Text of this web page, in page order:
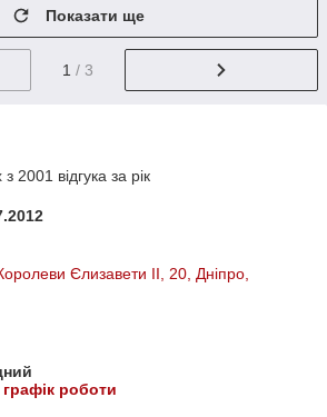
Показати ще
1 / 3
2001 відгука за рік
Єлизавети ІІ, 20, Дніпро,
роботи